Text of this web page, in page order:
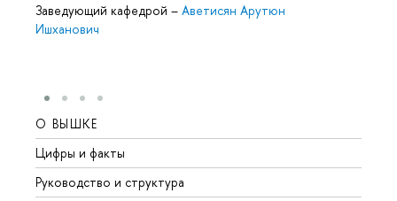
Заведующий кафедрой – Аветисян Арутюн
Ишханович
О ВЫШКЕ
Цифры и факты
Руководство и структура